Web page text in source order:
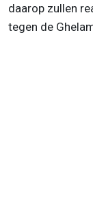
daarop zullen
tegen de